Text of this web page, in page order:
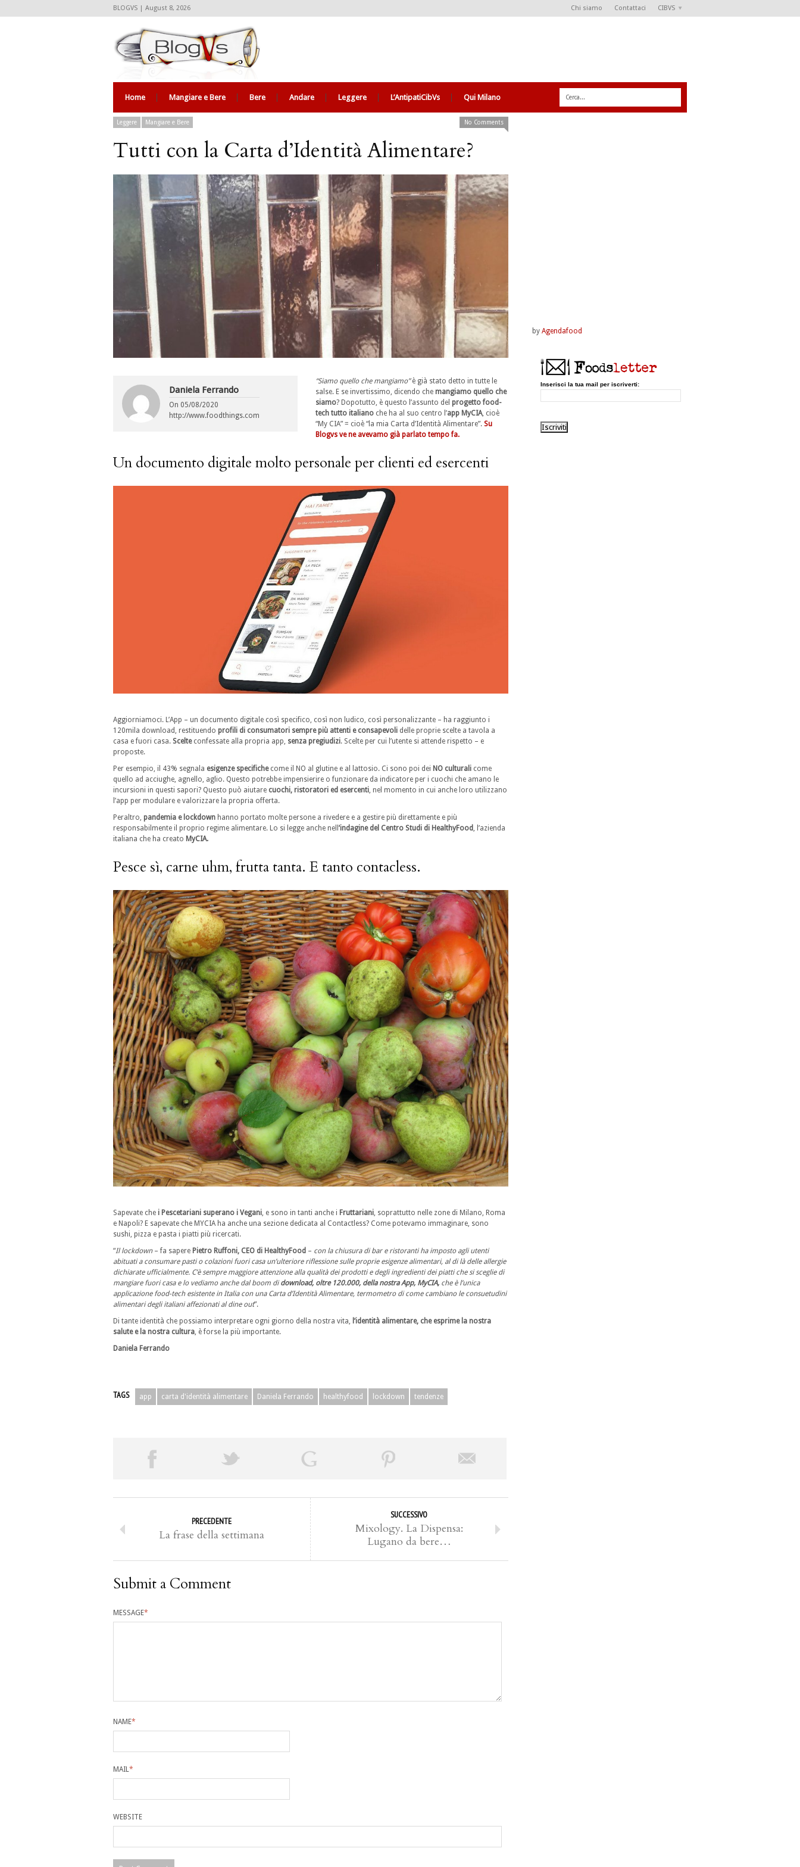
BLOGVS | August 8, 2026 Chi siamo Contattaci CIBVS
Home Mangiare e Bere Bere Andare Leggere L’AntipatiCibVs Qui Milano
Leggere Mangiare e Bere No Comments
Tutti con la Carta d’Identità Alimentare?
Daniela Ferrando
On 05/08/2020
http://www.foodthings.com
“Siamo quello che mangiamo”è già stato detto in tutte le
salse. E se invertissimo, dicendo che mangiamo quello che
siamo? Dopotutto, è questo l’assunto del progetto food-
tech tutto italiano che ha al suo centro l’app MyCIA, cioè
“My CIA” = cioè “la mia Carta d’Identità Alimentare”. Su
Blogvs ve ne avevamo già parlato tempo fa.
Un documento digitale molto personale per clienti ed esercenti
Aggiorniamoci. L’App – un documento digitale così specifico, così non ludico, così personalizzante – ha raggiunto i
120mila download, restituendo profili di consumatori sempre più attenti e consapevoli delle proprie scelte a tavola a
casa e fuori casa. Scelteconfessate alla propria app, senza pregiudizi. Scelte per cui l’utente si attende rispetto – e
proposte.
Per esempio, il 43% segnala esigenze specifichecome il NO al glutine e al lattosio. Ci sono poi dei NO culturali come
quello ad acciughe, agnello, aglio. Questo potrebbe impensierire o funzionare da indicatore per i cuochi che amano le
incursioni in questi sapori? Questo può aiutare cuochi, ristoratori ed esercenti, nel momento in cui anche loro utilizzano
l’app per modulare e valorizzare la propria offerta.
Peraltro, pandemia e lockdown hanno portato molte persone a rivedere e a gestire più direttamente e più
responsabilmente il proprio regime alimentare. Lo si legge anche nell ’indagine del Centro Studi di HealthyFood , l’azienda
italiana che ha creato MyCIA.
Pesce sì, carne uhm, frutta tanta. E tanto contacless.
Sapevate che i Pescetariani superano i Vegani, e sono in tanti anche i Fruttariani, soprattutto nelle zone di Milano, Roma
e Napoli? E sapevate che MYCIA ha anche una sezione dedicata al Contactless? Come potevamo immaginare, sono
sushi, pizza e pasta i piatti più ricercati.
“Illockdown– fa sapere Pietro Ruffoni, CEO di HealthyFood – con la chiusura di bar e ristoranti ha imposto agli utenti
abituati a consumare pasti o colazioni fuori casa un’ulteriore riflessione sulle proprie esigenze alimentari, al di là delle allergie
dichiarate ufficialmente. C’è sempre maggiore attenzione alla qualità dei prodotti e degli ingredienti dei piatti che si sceglie di
mangiare fuori casa e lo vediamo anche dal boom didownload, oltre 120.000, della nostra App, MyCIA, che è l’unica
applicazione food-tech esistente in Italia con una Carta d’IdentitàAlimentare, termometro di come cambiano le consuetudini
alimentari degli italiani affezionati al dine out”.
Di tante identità che possiamo interpretare ogni giorno della nostra vita, l’identità alimentare, che esprime la nostra
salute e la nostra cultura, è forse la più importante.
Daniela Ferrando
TAGS app carta d'identità alimentare Daniela Ferrando healthyfood lockdown tendenze
PRECEDENTE
La frase della settimana
SUCCESSIVO
Mixology. La Dispensa:
Lugano da bere…
Submit a Comment
MESSAGE*
NAME*
MAIL*
WEBSITE
by Agendafood
Inserisci la tua mail per iscriverti: